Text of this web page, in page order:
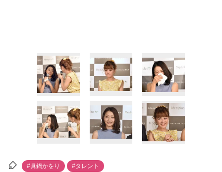
#眞鍋かをり #タレント